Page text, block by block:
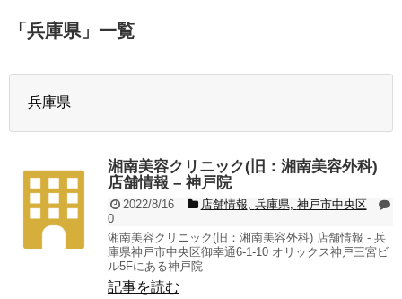
「 兵庫県 」 一覧
兵庫県
湘南美容クリニック(旧：湘南美容外科)
店舗情報 – 神戸院
2022/8/16 店舗情報, 兵庫県, 神戸市中央区
0
湘南美容クリニック(旧：湘南美容外科) 店舗情報 - 兵
庫県神戸市中央区御幸通6-1-10 オリックス神戸三宮ビ
ル5Fにある神戸院
記事を読む